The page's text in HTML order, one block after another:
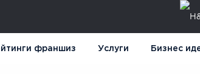
франшиз Услуги Бизнес